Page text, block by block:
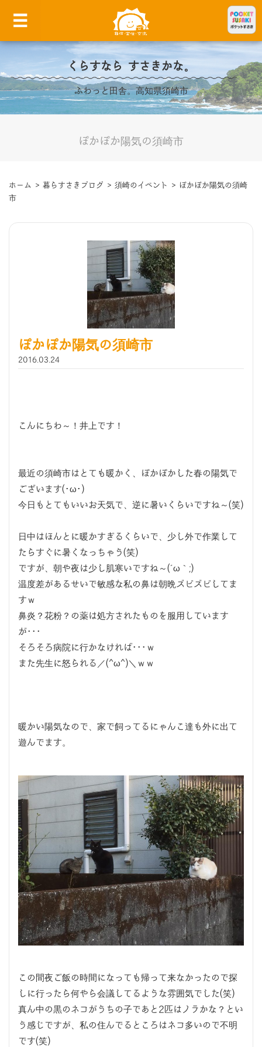
くらすなら すさきかな。
ふわっと田舎。高知県須崎市
ぽかぽか陽気の須崎市
ホーム > 暮らすさきブログ > 須崎のイベント > ぽかぽか陽気の須崎
市
ぽかぽか陽気の須崎市
2016.03.24
こんにちわ～！井上です！
最近の須崎市はとても暖かく、ぽかぽかした春の陽気で
ございます(･ω･)
今日もとてもいいお天気で、逆に暑いくらいですね～(笑)
日中はほんとに暖かすぎるくらいで、少し外で作業して
たらすぐに暑くなっちゃう(笑)
ですが、朝や夜は少し肌寒いですね～(´ω｀;)
温度差があるせいで敏感な私の鼻は朝晩ズビズビしてま
すｗ
鼻炎？花粉？の薬は処方されたものを服用しています
が･･･
そろそろ病院に行かなければ･･･ｗ
また先生に怒られる／(^ω^)＼ｗｗ
暖かい陽気なので、家で飼ってるにゃんこ達も外に出て
遊んでます。
この間夜ご飯の時間になっても帰って来なかったので探
しに行ったら何やら会議してるような雰囲気でした(笑)
真ん中の黒のネコがうちの子であと2匹はノラかな？とい
う感じですが、私の住んでるところはネコ多いので不明
です(笑)